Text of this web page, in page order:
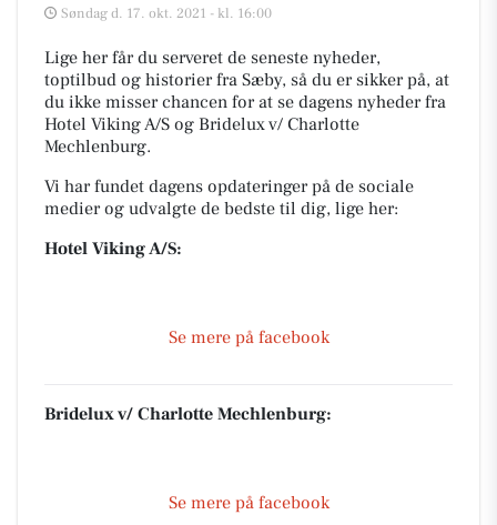
Søndag d. 17. okt. 2021 - kl. 16:00
Lige her får du serveret de seneste nyheder,
toptilbud og historier fra Sæby, så du er sikker på, at
du ikke misser chancen for at se dagens nyheder fra
Hotel Viking A/S og Bridelux v/ Charlotte
Mechlenburg.
Vi har fundet dagens opdateringer på de sociale
medier og udvalgte de bedste til dig, lige her:
Hotel Viking A/S:
Se mere på facebook
Bridelux v/ Charlotte Mechlenburg:
Se mere på facebook